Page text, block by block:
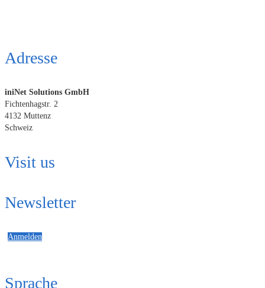
Adresse
iniNet Solutions GmbH
Fichtenhagstr. 2
4132 Muttenz
Schweiz
Visit us
Newsletter
Anmelden
Sprache